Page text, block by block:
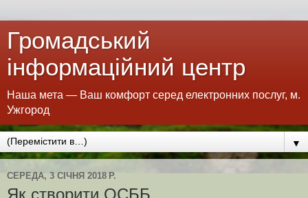
Громадський
інформаційний центр
Наша мета — Ваш комфорт серед електронних послуг, м.
Ужгород
▼
СЕРЕДА, 3 СІЧНЯ 2018 Р.
Як створити ОСББ